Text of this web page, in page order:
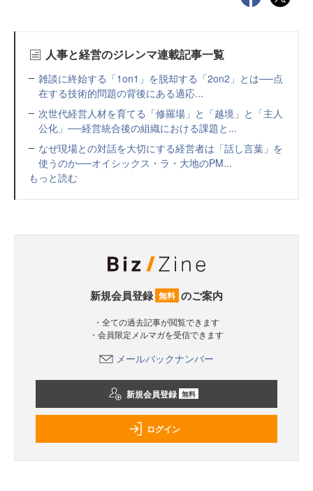
人事と経営のジレンマ連載記事一覧
雑談に終始する「1on1」を脱却する「2on2」とは──点
在する技術的問題の背後にある適応...
次世代経営人材を育てる「修羅場」と「越境」と「主人
公化」──経営統合後の組織における課題と...
なぜ現場との対話を大切にする経営者は「話し言葉」を
使うのか──オイシックス・ラ・大地のPM...
もっと読む
新規会員登録 無料 のご案内
・全ての過去記事が閲覧できます
・会員限定メルマガを受信できます
メールバックナンバー
新規会員登録 無料
ログイン